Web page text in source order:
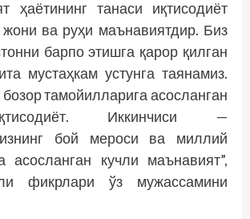
ҳаётининг танаси иқтисодиёт
жони ва руҳи маънавиятдир. Биз
барпо этишга қарор қилган
мустаҳкам устунга таянамиз.
тамойилларига асосланган
Иккинчиси —
бой мероси ва миллий
асосланган кучли маънавият”,
фикрлари ўз мужассамини